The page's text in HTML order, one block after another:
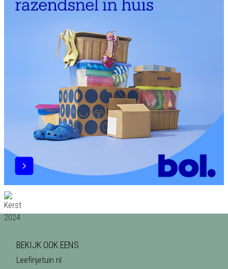
BEKIJK OOK EENS
Leefinjetuin.nl